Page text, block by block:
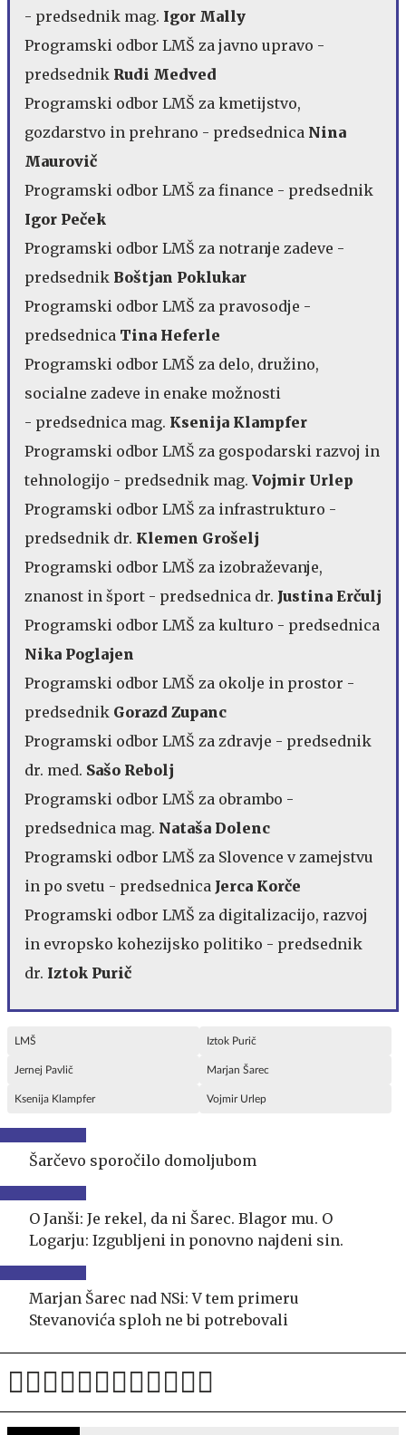
- predsednik mag. Igor Mally
Programski odbor LMŠ za javno upravo -
predsednik Rudi Medved
Programski odbor LMŠ za kmetijstvo,
gozdarstvo in prehrano - predsednica Nina
Maurovič
Programski odbor LMŠ za finance - predsednik
Igor Peček
Programski odbor LMŠ za notranje zadeve -
predsednik Boštjan Poklukar
Programski odbor LMŠ za pravosodje -
predsednica Tina Heferle
Programski odbor LMŠ za delo, družino,
socialne zadeve in enake možnosti
- predsednica mag. Ksenija Klampfer
Programski odbor LMŠ za gospodarski razvoj in
tehnologijo - predsednik mag. Vojmir Urlep
Programski odbor LMŠ za infrastrukturo -
predsednik dr. Klemen Grošelj
Programski odbor LMŠ za izobraževanje,
znanost in šport - predsednica dr. Justina Erčulj
Programski odbor LMŠ za kulturo - predsednica
Nika Poglajen
Programski odbor LMŠ za okolje in prostor -
predsednik Gorazd Zupanc
Programski odbor LMŠ za zdravje - predsednik
dr. med. Sašo Rebolj
Programski odbor LMŠ za obrambo -
predsednica mag. Nataša Dolenc
Programski odbor LMŠ za Slovence v zamejstvu
in po svetu - predsednica Jerca Korče
Programski odbor LMŠ za digitalizacijo, razvoj
in evropsko kohezijsko politiko - predsednik
dr. Iztok Purič
LMŠ Iztok Purič
Jernej Pavlič Marjan Šarec
Ksenija Klampfer Vojmir Urlep
Šarčevo sporočilo domoljubom
O Janši: Je rekel, da ni Šarec. Blagor mu. O
Logarju: Izgubljeni in ponovno najdeni sin.
Marjan Šarec nad NSi: V tem primeru
Stevanovića sploh ne bi potrebovali